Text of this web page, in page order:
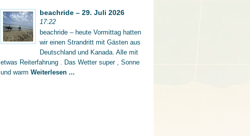
beachride – 29. Juli 2026
17:22
beachride – heute Vormittag hatten
wir einen Strandritt mit Gästen aus
Deutschland und Kanada. Alle mit
etwas Reiterfahrung . Das Wetter super , Sonne
und warm Weiterlesen ...